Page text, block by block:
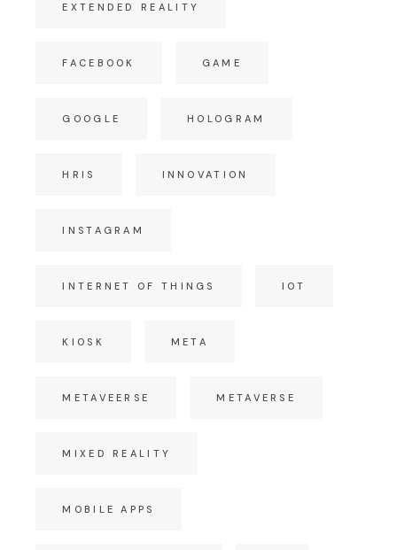
EXTENDED REALITY
FACEBOOK GAME
GOOGLE HOLOGRAM
HRIS INNOVATION
INSTAGRAM
INTERNET OF THINGS IOT
KIOSK META
METAVEERSE METAVERSE
MIXED REALITY
MOBILE APPS